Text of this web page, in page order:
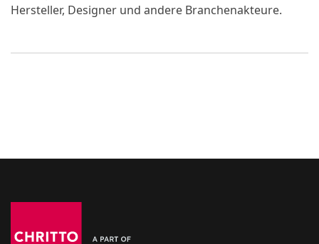
Hersteller, Designer und andere Branchenakteure.